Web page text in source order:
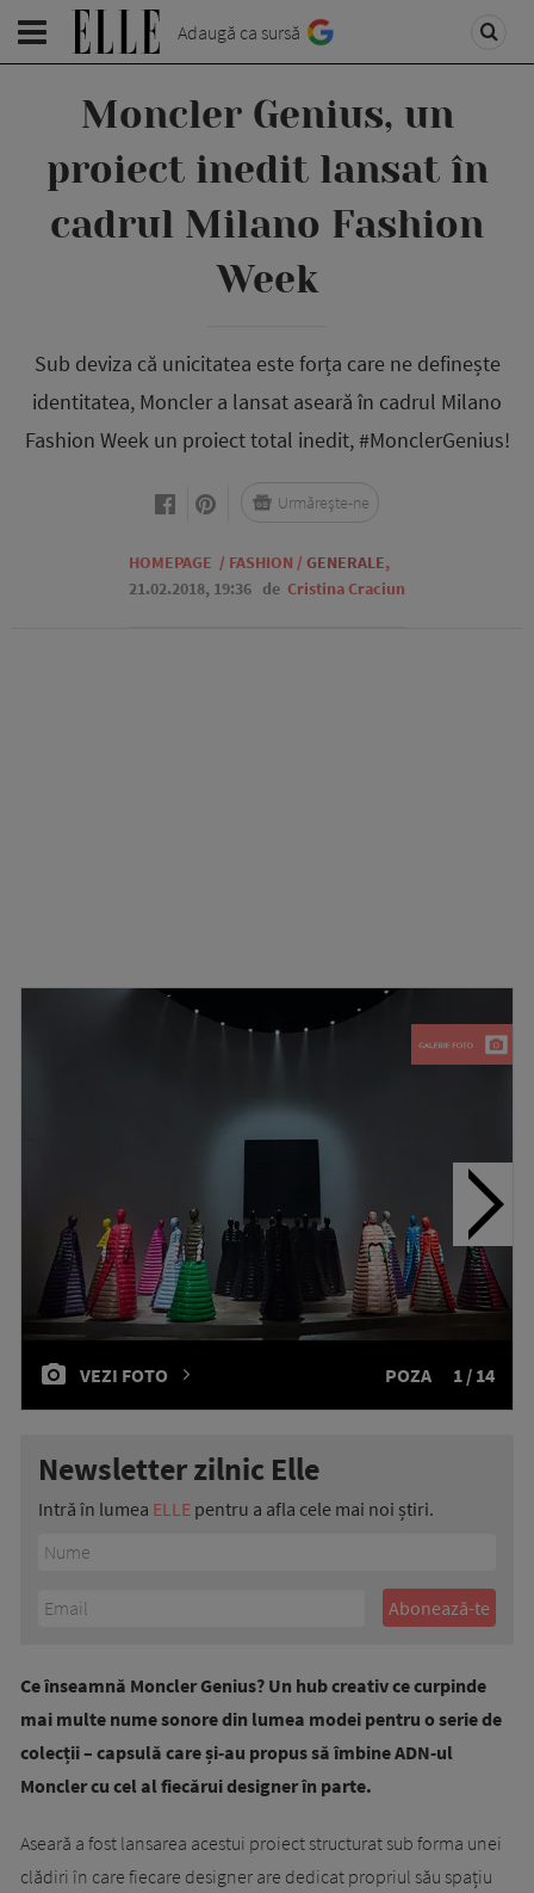
Adaugă ca sursă
Moncler Genius, un
proiect inedit lansat în
cadrul Milano Fashion
Week
Sub deviza că unicitatea este forța care ne definește
identitatea, Moncler a lansat aseară în cadrul Milano
Fashion Week un proiect total inedit, #MonclerGenius!
HOMEPAGE / FASHION / GENERALE,
21.02.2018, 19:36 de Cristina Craciun
Urmărește-ne
VEZI FOTO POZA 1 / 14
Newsletter zilnic Elle
Intră în lumea ELLE pentru a afla cele mai noi știri.
Ce înseamnă Moncler Genius? Un hub creativ ce curpinde
mai multe nume sonore din lumea modei pentru o serie de
colecții – capsulă care și-au propus să îmbine ADN-ul
Moncler cu cel al fiecărui designer în parte.
Aseară a fost lansarea acestui proiect structurat sub forma unei
clădiri în care fiecare designer are dedicat propriul său spațiu